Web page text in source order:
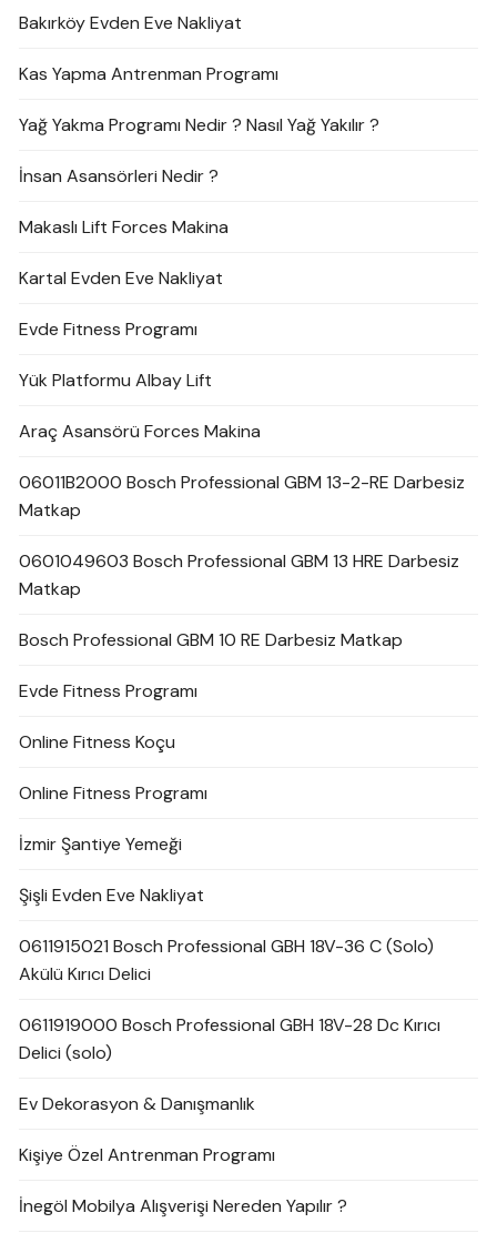
Bakırköy Evden Eve Nakliyat
Kas Yapma Antrenman Programı
Yağ Yakma Programı Nedir ? Nasıl Yağ Yakılır ?
İnsan Asansörleri Nedir ?
Makaslı Lift Forces Makina
Kartal Evden Eve Nakliyat
Evde Fitness Programı
Yük Platformu Albay Lift
Araç Asansörü Forces Makina
06011B2000 Bosch Professional GBM 13-2-RE Darbesiz
Matkap
0601049603 Bosch Professional GBM 13 HRE Darbesiz
Matkap
Bosch Professional GBM 10 RE Darbesiz Matkap
Evde Fitness Programı
Online Fitness Koçu
Online Fitness Programı
İzmir Şantiye Yemeği
Şişli Evden Eve Nakliyat
0611915021 Bosch Professional GBH 18V-36 C (Solo)
Akülü Kırıcı Delici
0611919000 Bosch Professional GBH 18V-28 Dc Kırıcı
Delici (solo)
Ev Dekorasyon & Danışmanlık
Kişiye Özel Antrenman Programı
İnegöl Mobilya Alışverişi Nereden Yapılır ?